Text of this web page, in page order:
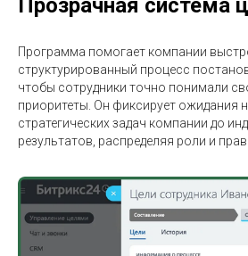
Прозрачная система
Программа помогает компании
структурированный процесс
чтобы сотрудники точно понимали
приоритеты. Он фиксирует ожидания
стратегических задач компании до
результатов, распределяя роли и